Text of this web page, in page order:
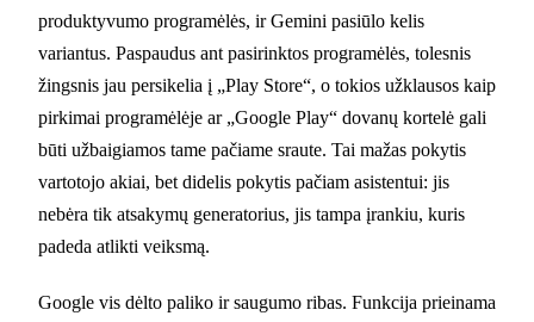
produktyvumo programėlės, ir Gemini pasiūlo kelis
variantus. Paspaudus ant pasirinktos programėlės, tolesnis
žingsnis jau persikelia į „Play Store“, o tokios užklausos kaip
pirkimai programėlėje ar „Google Play“ dovanų kortelė gali
būti užbaigiamos tame pačiame sraute. Tai mažas pokytis
vartotojo akiai, bet didelis pokytis pačiam asistentui: jis
nebėra tik atsakymų generatorius, jis tampa įrankiu, kuris
padeda atlikti veiksmą.
Google vis dėlto paliko ir saugumo ribas. Funkcija prieinama